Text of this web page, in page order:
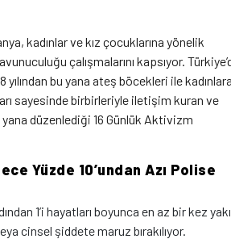
kadınlar ve kız çocuklarına yönelik
çalışmalarını kapsıyor.
bu yana ateş böcekleri ile kadınlara
sayesinde birbirleriyle iletişim kuran ve
yana düzenlediği 16 Günlük Aktivizm
Yüzde 10’undan Azı Polise
1’i hayatları boyunca en az bir kez
cinsel şiddete maruz bırakılıyor.